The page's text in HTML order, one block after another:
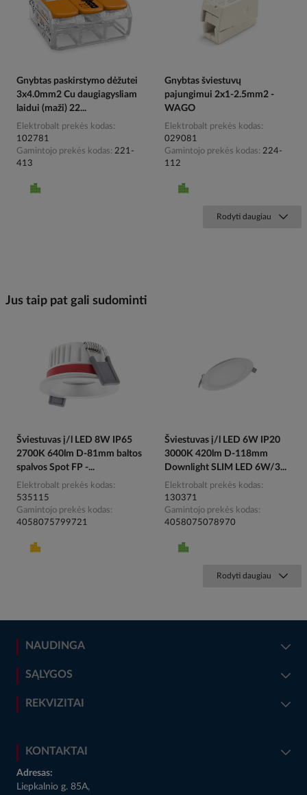
Gnybtas paskirstymo dėžutei
3x4.0mm2 Cu daugiagysliam
laidui (maži) 22...
Elektrobalt prekės kodas
102781
Gamintojo prekės kodas 221-
413
Gnybtas šviestuvų
pajungimui 2x1-2.5mm2 -
WAGO
Elektrobalt prekės kodas
029081
Gamintojo prekės kodas 224-
112
Rodyti daugiau
Jus taip pat gali sudominti
Šviestuvas į/l LED 8W IP65
2700K 640lm D-81mm baltos
spalvos Spot FP -...
Elektrobalt prekės kodas
535115
Gamintojo prekės kodas
4058075799721
Šviestuvas į/l LED 6W IP20
3000K 420lm D-118mm
Downlight SLIM LED 6W/3...
Elektrobalt prekės kodas
130371
Gamintojo prekės kodas
4058075078970
Rodyti daugiau
NAUDINGA
SĄLYGOS
REKVIZITAI
KONTAKTAI
Adresas:
Liepkalnio g. 85A,